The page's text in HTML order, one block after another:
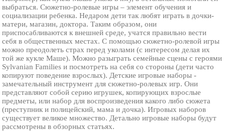
выбраться. Сюжетно-ролевые игры – элемент обучения и
социализации ребенка. Недаром дети так любят играть в дочки-
матери, магазин, доктора. Таким образом, они
приспосабливаются к внешней среде, учатся правильно вести
себя в общественных местах. С помощью сюжетно-ролевой игры
можно преодолеть страх перед уколами (с интересом делая их
той же кукле Маше). Можно разыграть семейные сцены с героями
Sylvanian Families и посмотреть на себя со стороны (дети часто
копируют поведение взрослых). Детские игровые наборы -
замечательный инструмент для сюжетно-ролевых игр. Они
представляют собой серию игрушек, копирующих взрослые
предметы, или набор для воспроизведения какого либо сюжета
(преступник и полицейский, мама и дочка). Игровых наборов
существует великое множество. Детально игровые наборы будут
рассмотрены в обзорных статьях.